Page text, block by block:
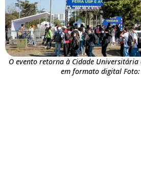
O evento retorna à Cidade Universitária
em formato digital Foto: